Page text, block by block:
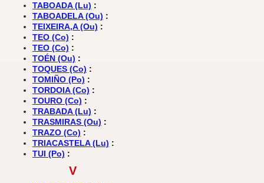
TABOADA (Lu) :
TABOADELA (Ou) :
TEIXEIRA,A (Ou) :
TEO (Co) :
TEO (Co) :
TOÉN (Ou) :
TOQUES (Co) :
TOMIÑO (Po) :
TORDOIA (Co) :
TOURO (Co) :
TRABADA (Lu) :
TRASMIRAS (Ou) :
TRAZO (Co) :
TRIACASTELA (Lu) :
TUI (Po) :
V